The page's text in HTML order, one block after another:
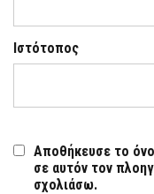
Ιστότοπος
Αποθήκευσε το
σε αυτόν τον
σχολιάσω.